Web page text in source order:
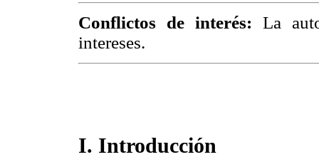
Conflictos de interés: La
intereses.
I. Introducción